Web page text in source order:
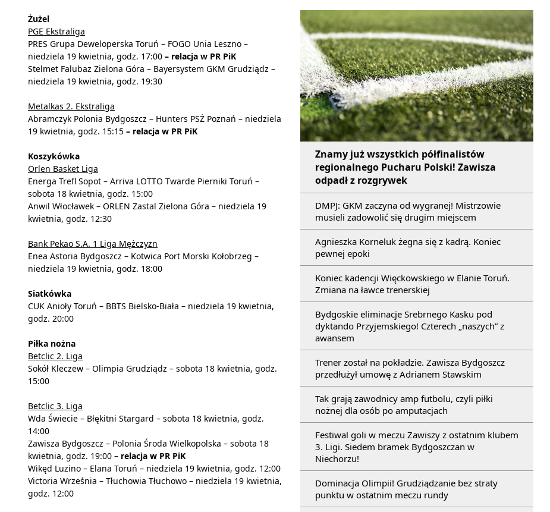
Znamy już wszystkich półfinalistów
regionalnego Pucharu Polski! Zawisza
odpadł z rozgrywek
DMPJ: GKM zaczyna od wygranej! Mistrzowie
musieli zadowolić się drugim miejscem
Agnieszka Korneluk żegna się z kadrą. Koniec
pewnej epoki
Koniec kadencji Więckowskiego w Elanie Toruń.
Zmiana na ławce trenerskiej
Bydgoskie eliminacje Srebrnego Kasku pod
dyktando Przyjemskiego! Czterech „naszych” z
awansem
Trener został na pokładzie. Zawisza Bydgoszcz
przedłużył umowę z Adrianem Stawskim
Tak grają zawodnicy amp futbolu, czyli piłki
nożnej dla osób po amputacjach
Festiwal goli w meczu Zawiszy z ostatnim klubem
3. Ligi. Siedem bramek Bydgoszczan w
Niechorzu!
Dominacja Olimpii! Grudziądzanie bez straty
punktu w ostatnim meczu rundy
Żużel
PGE Ekstraliga
PRES Grupa Deweloperska Toruń – FOGO Unia Leszno –
niedziela 19 kwietnia, godz. 17:00 – relacja w PR PiK
Stelmet Falubaz Zielona Góra – Bayersystem GKM Grudziądz –
niedziela 19 kwietnia, godz. 19:30
Metalkas 2. Ekstraliga
Abramczyk Polonia Bydgoszcz – Hunters PSŻ Poznań – niedziela
19 kwietnia, godz. 15:15 – relacja w PR PiK
Koszykówka
Orlen Basket Liga
Energa Trefl Sopot – Arriva LOTTO Twarde Pierniki Toruń –
sobota 18 kwietnia, godz. 15:00
Anwil Włocławek – ORLEN Zastal Zielona Góra – niedziela 19
kwietnia, godz. 12:30
Bank Pekao S.A. 1 Liga Mężczyzn
Enea Astoria Bydgoszcz – Kotwica Port Morski Kołobrzeg –
niedziela 19 kwietnia, godz. 18:00
Siatkówka
CUK Anioły Toruń – BBTS Bielsko-Biała – niedziela 19 kwietnia,
godz. 20:00
Piłka nożna
Betclic 2. Liga
Sokół Kleczew – Olimpia Grudziądz – sobota 18 kwietnia, godz.
15:00
Betclic 3. Liga
Wda Świecie – Błękitni Stargard – sobota 18 kwietnia, godz.
14:00
Zawisza Bydgoszcz – Polonia Środa Wielkopolska – sobota 18
kwietnia, godz. 19:00 – relacja w PR PiK
Wikęd Luzino – Elana Toruń – niedziela 19 kwietnia, godz. 12:00
Victoria Września – Tłuchowia Tłuchowo – niedziela 19 kwietnia,
godz. 12:00